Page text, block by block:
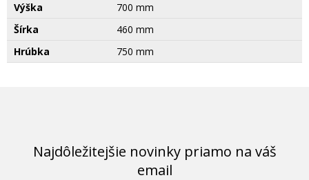
Výška
700 mm
Šírka
460 mm
Hrúbka
750 mm
Najdôležitejšie novinky priamo na váš
email